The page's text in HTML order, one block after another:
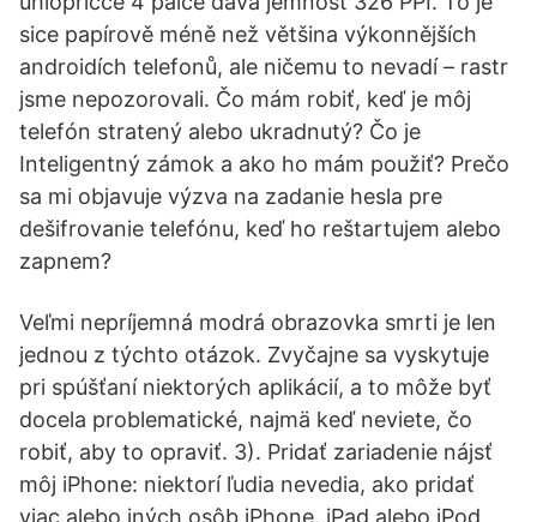
sice papírově méně než většina výkonnějších
androidích telefonů, ale ničemu to nevadí – rastr
jsme nepozorovali. Čo mám robiť, keď je môj
telefón stratený alebo ukradnutý? Čo je
Inteligentný zámok a ako ho mám použiť? Prečo
sa mi objavuje výzva na zadanie hesla pre
dešifrovanie telefónu, keď ho reštartujem alebo
zapnem?
Veľmi nepríjemná modrá obrazovka smrti je len
jednou z týchto otázok. Zvyčajne sa vyskytuje
pri spúšťaní niektorých aplikácií, a to môže byť
docela problematické, najmä keď neviete, čo
robiť, aby to opraviť. 3). Pridať zariadenie nájsť
môj iPhone: niektorí ľudia nevedia, ako pridať
viac alebo iných osôb iPhone, iPad alebo iPod